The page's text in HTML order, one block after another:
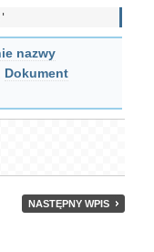
nazwy
Dokument
NASTĘPNY WPIS